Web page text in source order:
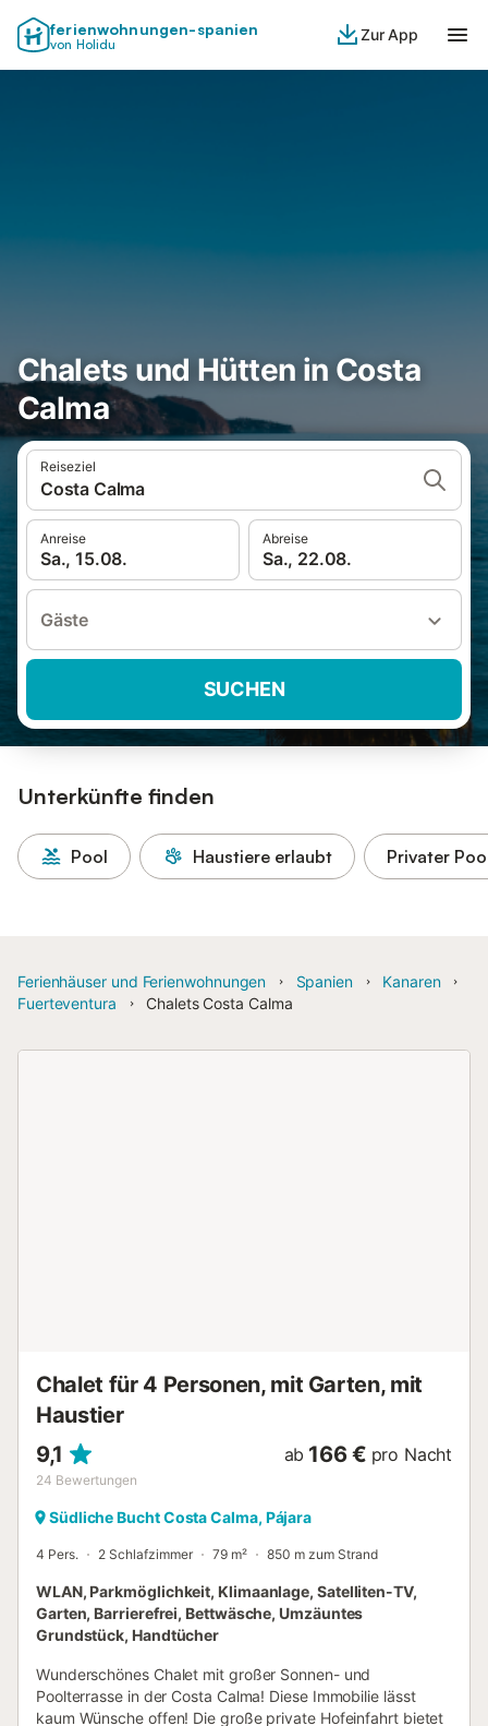
ferienwohnungen-spanien
von Holidu
Zur App
Chalets und Hütten in Costa
Calma
Reiseziel
Costa Calma
Anreise
Sa., 15.08.
Abreise
Sa., 22.08.
Gäste
SUCHEN
Unterkünfte finden
Pool Haustiere erlaubt Privater
Ferienhäuser und Ferienwohnungen Spanien
Kanaren
Fuerteventura
Chalets Costa Calma
Chalet für 4 Personen, mit Garten, mit
Haustier
9,1
24 Bewertungen
ab 166 € pro Nacht
Südliche Bucht Costa Calma, Pájara
4 Pers. 2 Schlafzimmer 79 m² 850 m zum Strand
WLAN, Parkmöglichkeit, Klimaanlage, Satelliten-TV,
Garten, Barrierefrei, Bettwäsche, Umzäuntes
Grundstück, Handtücher
Wunderschönes Chalet mit großer Sonnen- und
Poolterrasse in der Costa Calma! Diese Immobilie lässt
kaum Wünsche offen! Die große private Hofeinfahrt bietet